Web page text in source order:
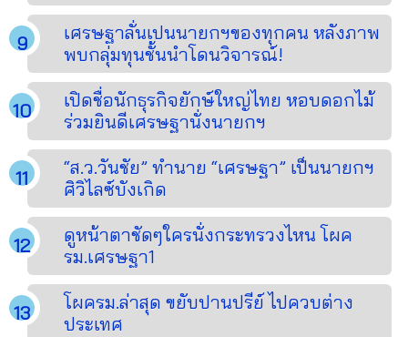
เศรษฐาลั่นเปนนายกฯของทุกคน หลังภาพ
พบกลุ่มทุนชั้นนำโดนวิจารณ์!
เปิดชื่อนักธุรกิจยักษ์ใหญ่ไทย หอบดอกไม้
ร่วมยินดีเศรษฐานั่งนายกฯ
“ส.ว.วันชัย” ทำนาย “เศรษฐา” เป็นนายกฯ
ศิวิไลซ์บังเกิด
ดูหน้าตาชัดๆใครนั่งกระทรวงไหน โผค
รม.เศรษฐา1
โผครม.ล่าสุด ขยับปานปรีย์ ไปควบต่าง
ประเทศ